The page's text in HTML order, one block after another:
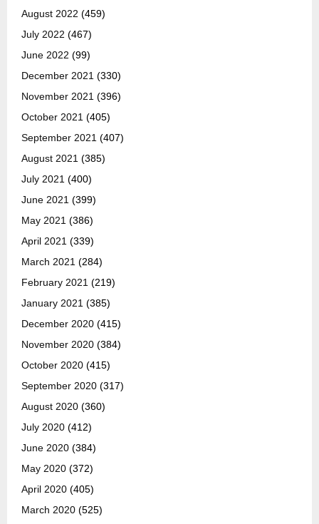
August 2022 (459)
July 2022 (467)
June 2022 (99)
December 2021 (330)
November 2021 (396)
October 2021 (405)
September 2021 (407)
August 2021 (385)
July 2021 (400)
June 2021 (399)
May 2021 (386)
April 2021 (339)
March 2021 (284)
February 2021 (219)
January 2021 (385)
December 2020 (415)
November 2020 (384)
October 2020 (415)
September 2020 (317)
August 2020 (360)
July 2020 (412)
June 2020 (384)
May 2020 (372)
April 2020 (405)
March 2020 (525)